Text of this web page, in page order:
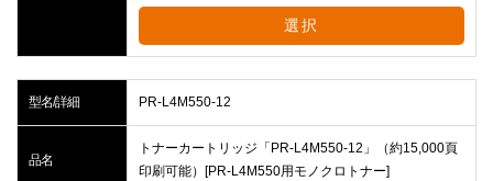
選択
型名/詳細 PR-L4M550-12
品名
トナーカートリッジ「PR-L4M550-12」（約15,000頁
印刷可能）[PR-L4M550用モノクロトナー]